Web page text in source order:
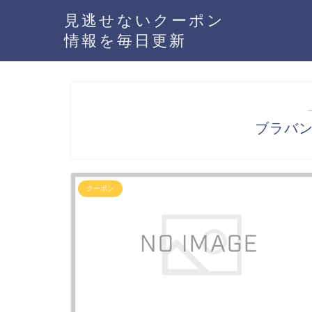
見逃せないクーポン
情報を毎日更新
ブラバ
クーポン